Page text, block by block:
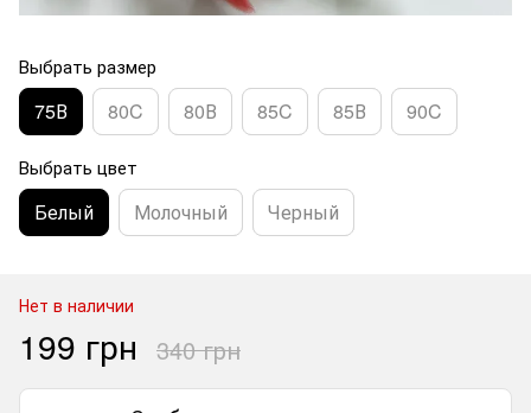
Выбрать размер
75В 80C 80В 85C 85В 90C
Выбрать цвет
Белый Молочный Черный
Нет в наличии
199 грн 340 грн